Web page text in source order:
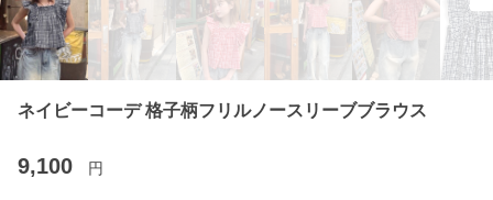
ネイビーコーデ 格子柄フリルノースリーブブラウス
9,100 円